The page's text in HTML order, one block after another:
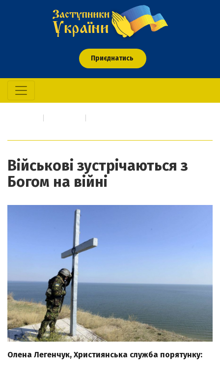
Приєднатись
Військові зустрічаються з
Богом на війні
Олена Легенчук, Християнська служба порятунку: